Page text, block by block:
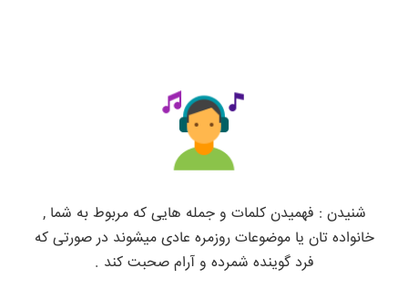
شنیدن : فهمیدن کلمات و جمله هایی که مربوط به شما ,
خانواده تان یا موضوعات روزمره عادی میشوند در صورتی که
فرد گوینده شمرده و آرام صحبت کند .